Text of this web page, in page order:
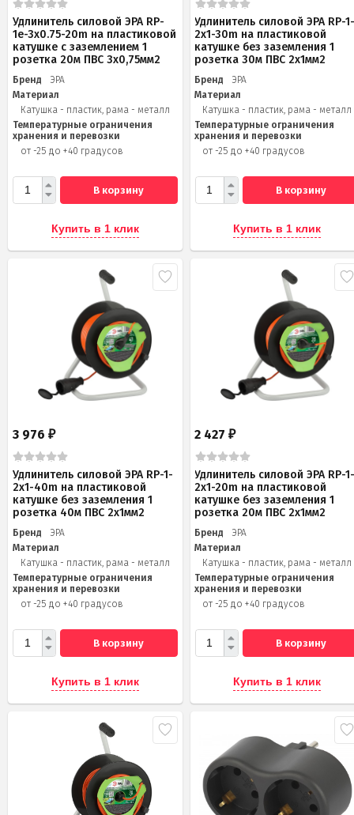
Удлинитель силовой ЭРА RP-
1e-3х0.75-20m на пластиковой
катушке c заземлением 1
розетка 20м ПВС 3х0,75мм2
Бренд
ЭРА
Материал
Катушка - пластик, рама - металл
Температурные ограничения
хранения и перевозки
от -25 до +40 градусов
В корзину
Купить в 1 клик
Удлинитель силовой ЭРА RP-
2x1-30m на пластиковой
катушке без заземления 1
розетка 30м ПВС 2x1мм2
Бренд
ЭРА
Материал
Катушка - пластик, рама - металл
Температурные ограничения
хранения и перевозки
от -25 до +40 градусов
В корзину
Купить в 1 клик
3 976 ₽
Удлинитель силовой ЭРА RP-1-
2x1-40m на пластиковой
катушке без заземления 1
розетка 40м ПВС 2x1мм2
Бренд
ЭРА
Материал
Катушка - пластик, рама - металл
Температурные ограничения
хранения и перевозки
от -25 до +40 градусов
В корзину
Купить в 1 клик
2 427₽
Удлинитель силовой ЭРА RP-
2x1-20m на пластиковой
катушке без заземления 1
розетка 20м ПВС 2х1мм2
Бренд
ЭРА
Материал
Катушка - пластик, рама - металл
Температурные ограничения
хранения и перевозки
от -25 до +40 градусов
В корзину
Купить в 1 клик